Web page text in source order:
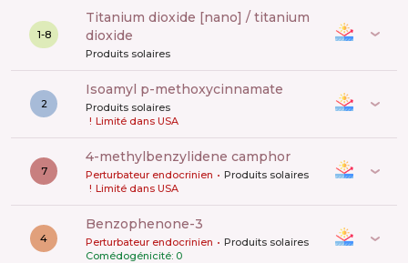
1-8
titanium dioxide [nano] / titanium
dioxide
Produits solaires
2
isoamyl p-methoxycinnamate
Produits solaires
! Limité dans USA
7
4-methylbenzylidene camphor
Perturbateur endocrinien
Produits solaires
! Limité dans USA
4
benzophenone-3
Perturbateur endocrinien
Produits solaires
Comédogénicité: 0